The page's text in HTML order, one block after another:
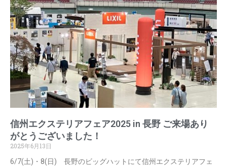
信州エクステリアフェア2025 in 長野 ご来場あり
がとうございました！
2025年6月13日
6/7(土)・8(日) 長野のビッグハットにて信州エクステリアフェ